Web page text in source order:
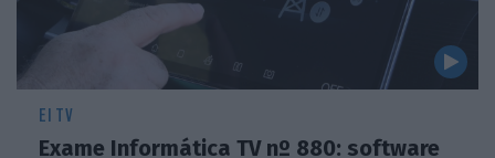
EI TV
Exame Informática TV nº 880: software